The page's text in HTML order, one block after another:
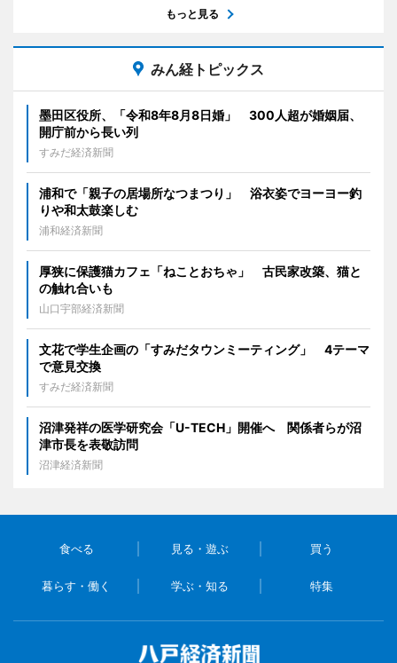
もっと見る
みん経トピックス
墨田区役所、「令和8年8月8日婚」 300人超が婚姻届、
開庁前から長い列
すみだ経済新聞
浦和で「親子の居場所なつまつり」 浴衣姿でヨーヨー釣
りや和太鼓楽しむ
浦和経済新聞
厚狭に保護猫カフェ「ねことおちゃ」 古民家改築、猫と
の触れ合いも
山口宇部経済新聞
文花で学生企画の「すみだタウンミーティング」 4テーマ
で意見交換
すみだ経済新聞
沼津発祥の医学研究会「U-TECH」開催へ 関係者らが沼
津市長を表敬訪問
沼津経済新聞
食べる 見る・遊ぶ 買う
暮らす・働く 学ぶ・知る 特集